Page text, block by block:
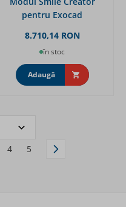
pentru Exocad
8.710,14 RON
în stoc
Adaugă
citiți pagina
Pagină
4 Pagină
5